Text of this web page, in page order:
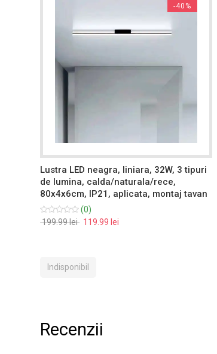
-40%
Lustra LED neagra, liniara, 32W, 3 tipuri
de lumina, calda/naturala/rece,
80x4x6cm, IP21, aplicata, montaj tavan
(0)
199.99 lei 119.99 lei
Indisponibil
Recenzii